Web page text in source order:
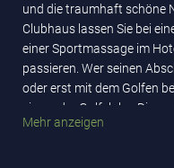
und die traumhaft schöne
Clubhaus lassen Sie bei
einer Sportmassage im
passieren. Wer seinen
oder erst mit dem Golfen
einem der Golfclubs. Die
gerne, Ihre Technik zu
Mehr anzeigen